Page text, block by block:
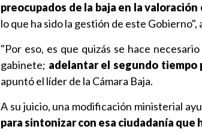
preocupados de la baja en la
lo que ha sido la gestión de este Gobierno",
"Por eso, es que quizás se hace
gabinete; adelantar el segundo tiempo
apuntó el líder de la Cámara Baja.
A su juicio, una modificación ministerial
para sintonizar con esa ciudadanía que